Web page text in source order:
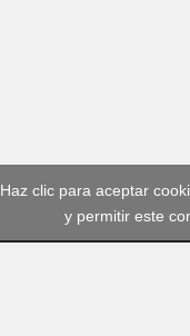
Haz clic para aceptar
y permitir este